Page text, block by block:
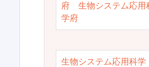
府 生物システム応用
学府
生物システム応用科学